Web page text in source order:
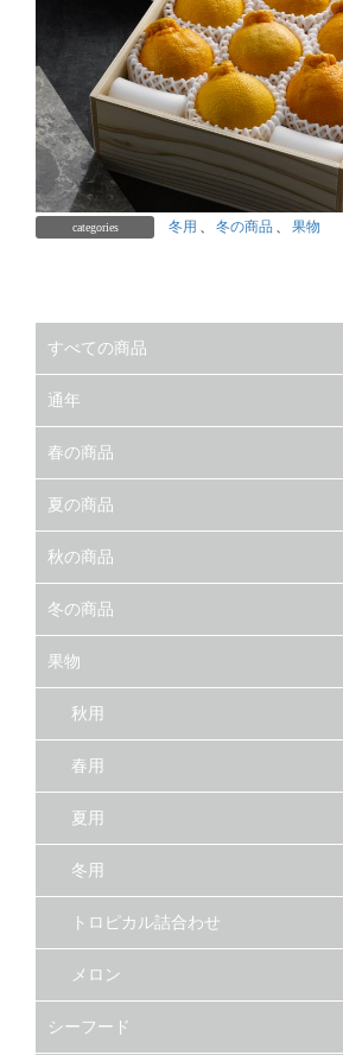
categories 冬用 冬の商品 果物
すべての商品
通年
春の商品
夏の商品
秋の商品
冬の商品
果物
秋用
春用
夏用
冬用
トロピカル詰合わせ
メロン
シーフード